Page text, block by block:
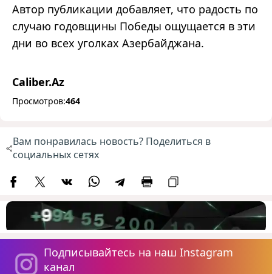
Автор публикации добавляет, что радость по
случаю годовщины Победы ощущается в эти
дни во всех уголках Азербайджана.
Caliber.Az
Просмотров:464
Вам понравилась новость? Поделиться в
социальных сетях
Подписывайтесь на наш Instagram
канал